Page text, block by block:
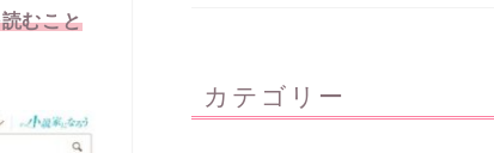
むこと
カテゴリー